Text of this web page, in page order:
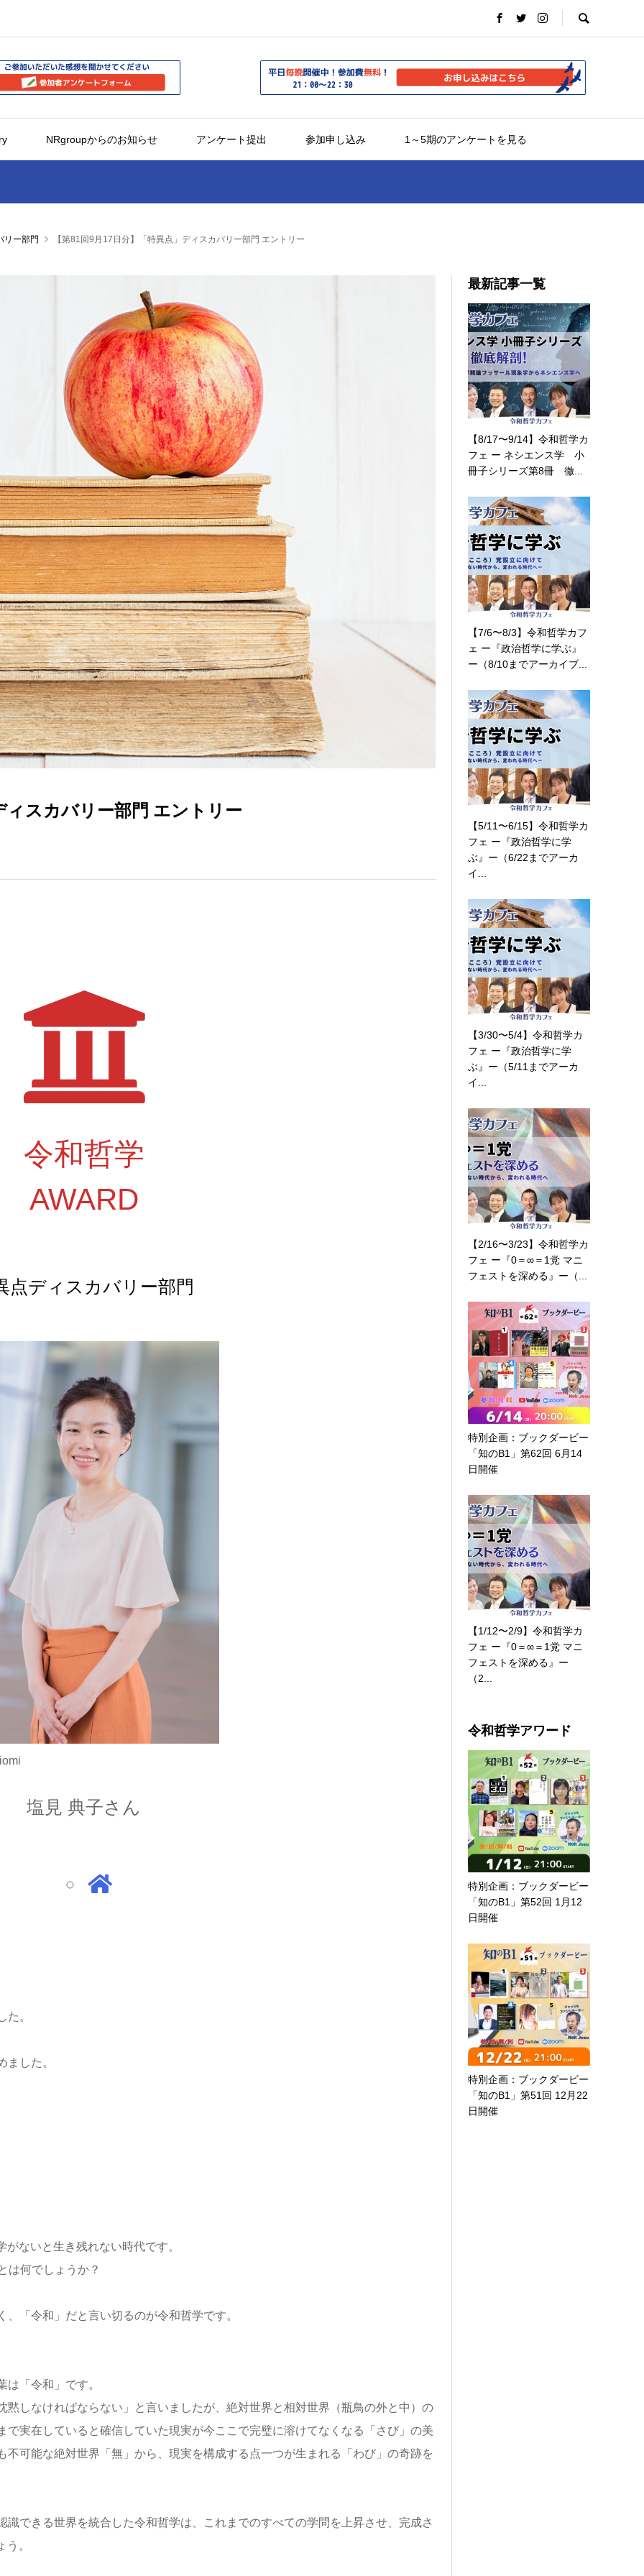
NRgroupからのお知らせ アンケート提出 参加申し込み 1～5期のアンケートを見る
リー部門 【第81回9月17日分】「特異点」ディスカバリー部門 エントリー
スカバリー部門 エントリー
令和哲学
AWARD
点ディスカバリー部門
塩見 典子さん
。
した。
ないと生き残れない時代です。
は何でしょうか？
「令和」だと言い切るのが令和哲学です。
「令和」です。
しなければならない」と言いましたが、絶対世界と相対世界（瓶鳥の外と中）の
実在していると確信していた現実が今ここで完璧に溶けてなくなる「さび」の美
可能な絶対世界「無」から、現実を構成する点一つが生まれる「わび」の奇跡を
できる世界を統合した令和哲学は、これまでのすべての学問を上昇させ、完成さ
。
最新記事一覧
【8/17〜9/14】令和哲学カ
フェ ー ネシエンス学 小
冊子シリーズ第8冊 徹...
【7/6〜8/3】令和哲学カフ
ェ ー『政治哲学に学ぶ』
ー（8/10までアーカイブ...
【5/11〜6/15】令和哲学カ
フェ ー『政治哲学に学
ぶ』ー（6/22までアーカ
イ...
【3/30〜5/4】令和哲学カ
フェ ー『政治哲学に学
ぶ』ー（5/11までアーカ
イ...
【2/16〜3/23】令和哲学カ
フェ ー『0＝∞＝1党 マニ
フェストを深める』ー（...
特別企画：ブックダービー
「知のB1」第62回 6月14
日開催
【1/12〜2/9】令和哲学カ
フェ ー『0＝∞＝1党 マニ
フェストを深める』ー
（2...
令和哲学アワード
特別企画：ブックダービー
「知のB1」第52回 1月12
日開催
特別企画：ブックダービー
「知のB1」第51回 12月22
日開催